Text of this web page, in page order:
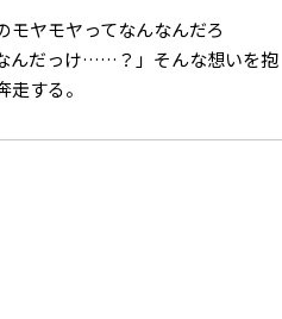
モヤモヤってなんなんだろ
んだっけ……？」そんな想いを抱
る――。